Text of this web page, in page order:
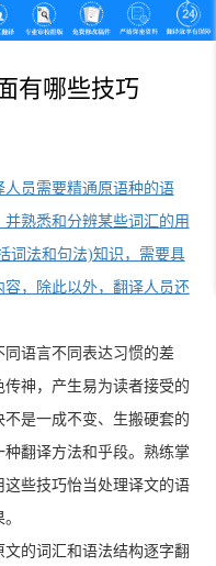
有哪些技巧
员需要精通原语种的语
熟悉和分辨某些词汇的用
词法和句法)知识，需要具
，除此以外，翻译人员还
语言不同表达习惯的差
神，产生易为读者接受的
是一成不变、生搬硬套的
翻译方法和乎段。熟练掌
些技巧怡当处理译文的语
的词汇和语法结构逐字翻